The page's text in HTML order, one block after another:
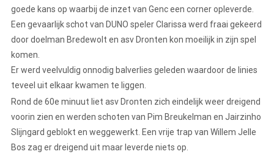
goede kans op waarbij de inzet van Genc een corner opleverde.
Een gevaarlijk schot van DUNO speler Clarissa werd fraai gekeerd
door doelman Bredewolt en asv Dronten kon moeilijk in zijn spel
komen.
Er werd veelvuldig onnodig balverlies geleden waardoor de linies
teveel uit elkaar kwamen te liggen.
Rond de 60e minuut liet asv Dronten zich eindelijk weer dreigend
voorin zien en werden schoten van Pim Breukelman en Jairzinho
Slijngard geblokt en weggewerkt. Een vrije trap van Willem Jelle
Bos zag er dreigend uit maar leverde niets op.